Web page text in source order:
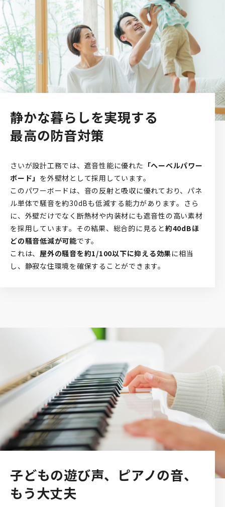
静かな暮らしを実現する
最高の防音対策
さいが設計工務では、遮音性能に優れた 「ヘーベルパワー
ボード」 を外壁材として採用しています。
このパワーボードは、音の反射と吸収に優れており、パネ
ル単体で騒音を約30dBも低減する能力があります。さら
に、外壁だけでなく断熱材や内装材にも遮音性の高い素材
を採用しています。その結果、総合的に見ると約40dBほ
どの騒音低減が可能です。
これは、 屋外の騒音を約1/100以下に抑える効果に相当
し、静寂な住環境を確保することができます。
子どもの遊び声、ピアノの音、
もう大丈夫